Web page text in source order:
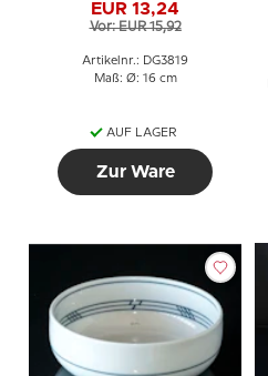
15,5 cm
EUR 13,24
Vor: EUR 15,92
Artikelnr.: DG3819
Maß: Ø: 16 cm
AUF LAGER
Zur Ware